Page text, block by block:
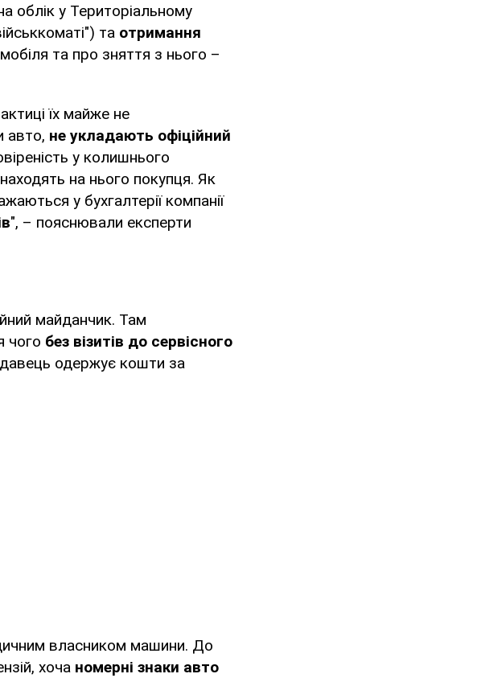
облік у Територіальному
та отримання
та про зняття з нього –
їх майже не
авто, не укладають офіційний
у колишнього
на нього покупця. Як
у бухгалтерії компанії
", – пояснювали експерти
майданчик. Там
чого без візитів до сервісного
одержує кошти за
власником машини. До
хоча номерні знаки авто